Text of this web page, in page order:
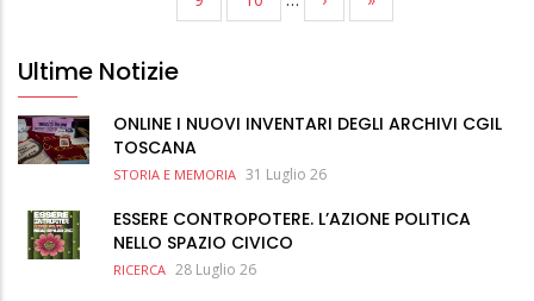
Ultime Notizie
ONLINE I NUOVI INVENTARI DEGLI ARCHIVI CGIL
TOSCANA
STORIA E MEMORIA 31 Luglio 26
ESSERE CONTROPOTERE. L’AZIONE POLITICA
NELLO SPAZIO CIVICO
RICERCA 28 Luglio 26